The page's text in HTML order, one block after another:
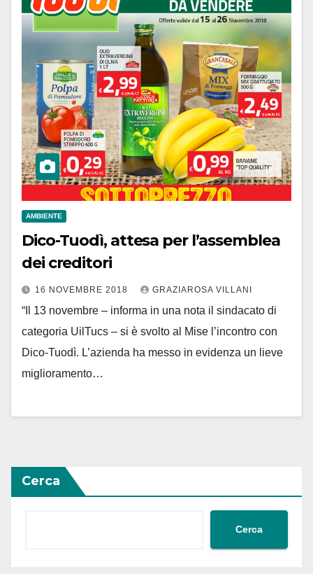
AMBIENTE
Dico-Tuodì, attesa per l’assemblea
dei creditori
16 NOVEMBRE 2018 GRAZIAROSA VILLANI
“Il 13 novembre – informa in una nota il sindacato di
categoria UilTucs – si è svolto al Mise l’incontro con
Dico-Tuodì. L’azienda ha messo in evidenza un lieve
miglioramento…
Cerca
Cerca